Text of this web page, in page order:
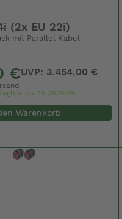
(2x EU 22i)
mit Parallel Kabel
€UVP: 3.454,00 €
ca. 14.08.2026
Warenkorb